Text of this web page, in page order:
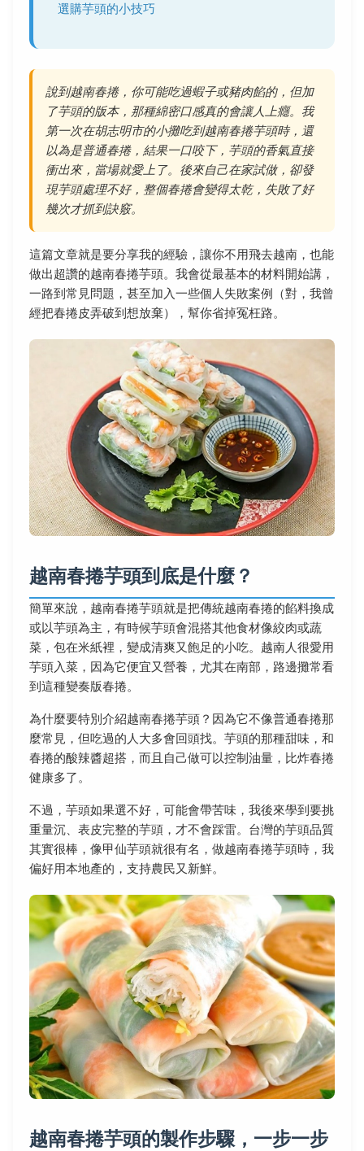
選購芋頭的小技巧
說到越南春捲，你可能吃過蝦子或豬肉餡的，但加
了芋頭的版本，那種綿密口感真的會讓人上癮。我
第一次在胡志明市的小攤吃到越南春捲芋頭時，還
以為是普通春捲，結果一口咬下，芋頭的香氣直接
衝出來，當場就愛上了。後來自己在家試做，卻發
現芋頭處理不好，整個春捲會變得太乾，失敗了好
幾次才抓到訣竅。
這篇文章就是要分享我的經驗，讓你不用飛去越南，也能
做出超讚的越南春捲芋頭。我會從最基本的材料開始講，
一路到常見問題，甚至加入一些個人失敗案例（對，我曾
經把春捲皮弄破到想放棄），幫你省掉冤枉路。
越南春捲芋頭到底是什麼？
簡單來說，越南春捲芋頭就是把傳統越南春捲的餡料換成
或以芋頭為主，有時候芋頭會混搭其他食材像絞肉或蔬
菜，包在米紙裡，變成清爽又飽足的小吃。越南人很愛用
芋頭入菜，因為它便宜又營養，尤其在南部，路邊攤常看
到這種變奏版春捲。
為什麼要特別介紹越南春捲芋頭？因為它不像普通春捲那
麼常見，但吃過的人大多會回頭找。芋頭的那種甜味，和
春捲的酸辣醬超搭，而且自己做可以控制油量，比炸春捲
健康多了。
不過，芋頭如果選不好，可能會帶苦味，我後來學到要挑
重量沉、表皮完整的芋頭，才不會踩雷。台灣的芋頭品質
其實很棒，像甲仙芋頭就很有名，做越南春捲芋頭時，我
偏好用本地產的，支持農民又新鮮。
越南春捲芋頭的製作步驟，一步一步